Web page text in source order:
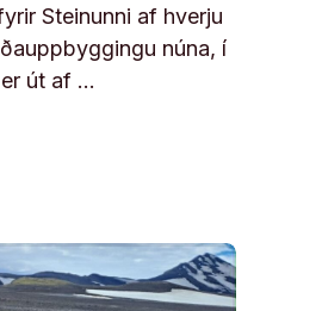
Steinunni af hverju
núna, í
út af …